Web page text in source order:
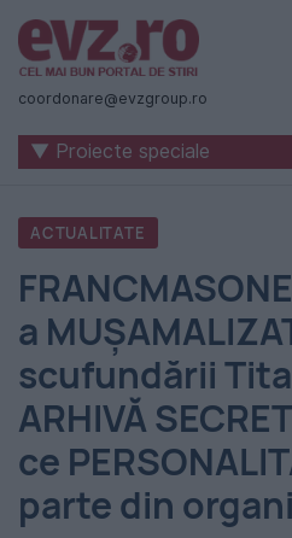
Știri
naționale
internaționale
România
-
Evenimentul
Zilei
coordonare@evzgroup.ro
▼ Proiecte speciale
ACTUALITATE
a
scufundării
ARHIVĂ
ce
parte din